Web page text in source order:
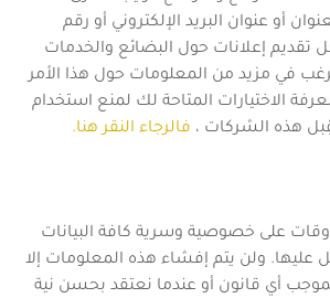
أو عنوان البريد الإلكتروني أو رقم
تقديم إعلانات حول البضائع والخدمات
في مزيد من المعلومات حول هذا الأمر
الاختيارات المتاحة لك لمنع استخدام
هذه الشركات ، فالرجاء النقر هنا.
على خصوصية وسرية كافة البيانات
ولن يتم إفشاء هذه المعلومات إلا
أي قانون أو عندما نعتقد بحسن نية